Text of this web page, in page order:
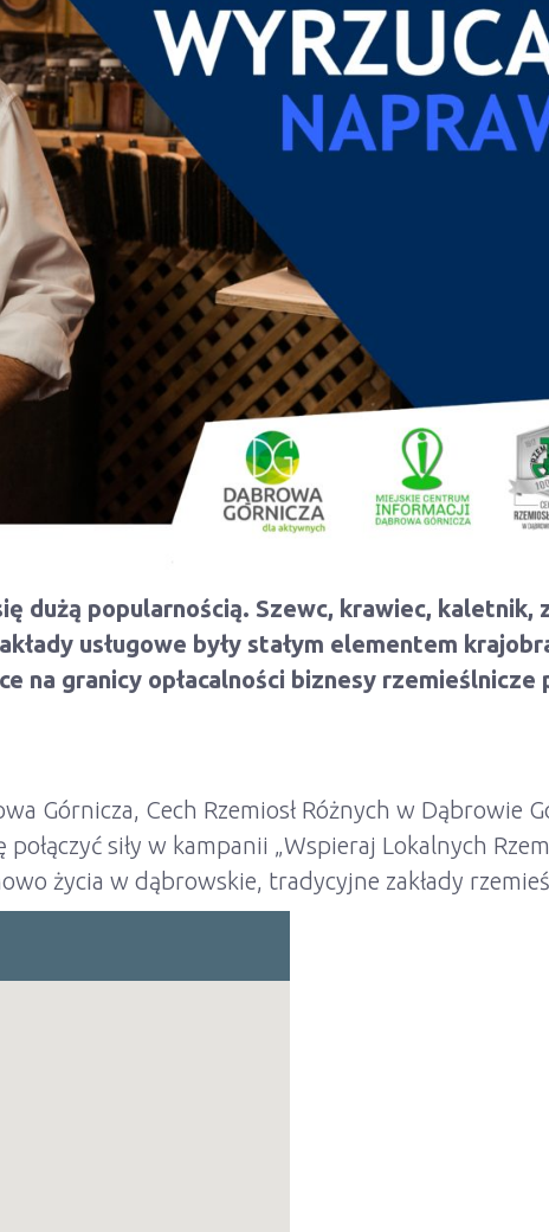
dużą popularnością. Szewc, krawiec, kaletnik,
usługowe były stałym elementem
na granicy opłacalności biznesy rzemieślnicze
Górnicza, Cech Rzemiosł Różnych w Dąbrowie
siły w kampanii „Wspieraj Lokalnych
życia w dąbrowskie, tradycyjne zakłady